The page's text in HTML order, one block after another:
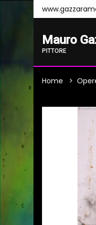
Mauro
PITTORE
Home